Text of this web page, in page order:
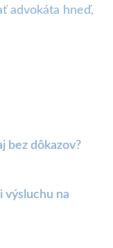
advokáta hneď,
bez dôkazov?
výsluchu na